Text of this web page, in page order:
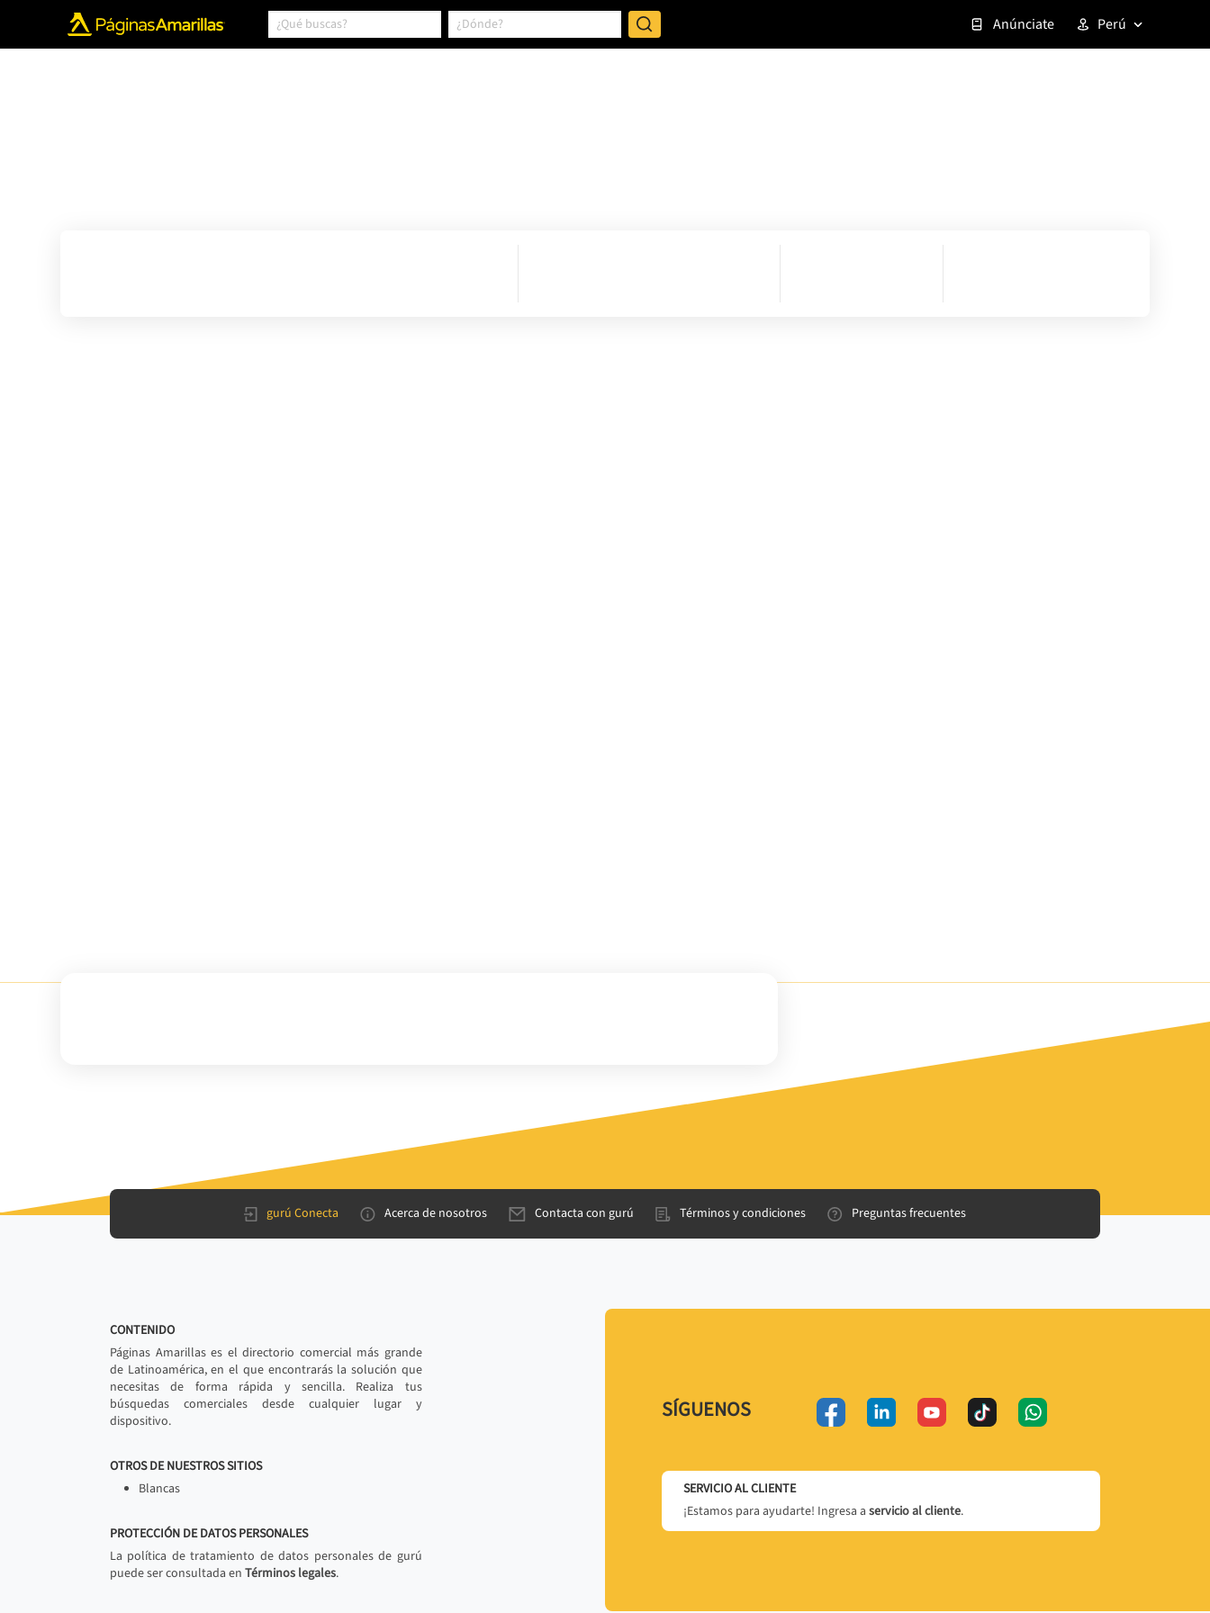
Anúnciate Perú
gurú Conecta Acerca de nosotros Contacta con gurú Términos y condiciones Preguntas frecuentes
CONTENIDO
Páginas Amarillas es el directorio comercial más grande
de Latinoamérica, en el que encontrarás la solución que
necesitas de forma rápida y sencilla. Realiza tus
búsquedas comerciales desde cualquier lugar y
dispositivo.
OTROS DE NUESTROS SITIOS
Blancas
PROTECCIÓN DE DATOS PERSONALES
La política de tratamiento de datos personales de gurú
puede ser consultada en Términos legales.
SÍGUENOS
SERVICIO AL CLIENTE
¡Estamos para ayudarte! Ingresa a servicio al cliente.